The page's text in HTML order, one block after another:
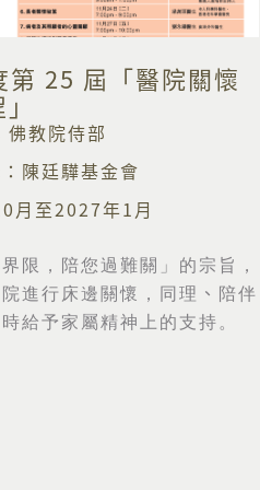
25 屆「醫院關懷
佛教院侍部
陳廷驊基金會
月至2027年1月
限，陪您過難關」的宗旨，
進行床邊關懷，同理 、 陪伴
給予家屬精神上的支持。